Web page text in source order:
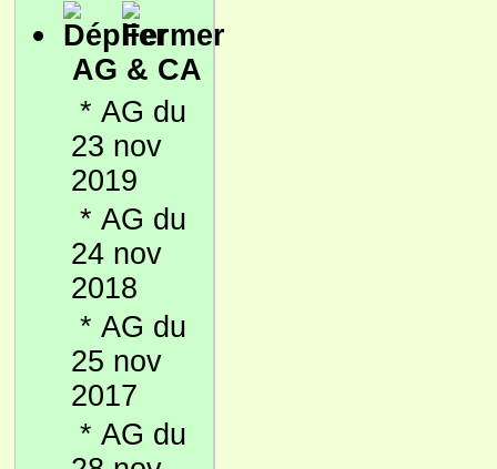
AG & CA
* AG du
23 nov
2019
* AG du
24 nov
2018
* AG du
25 nov
2017
* AG du